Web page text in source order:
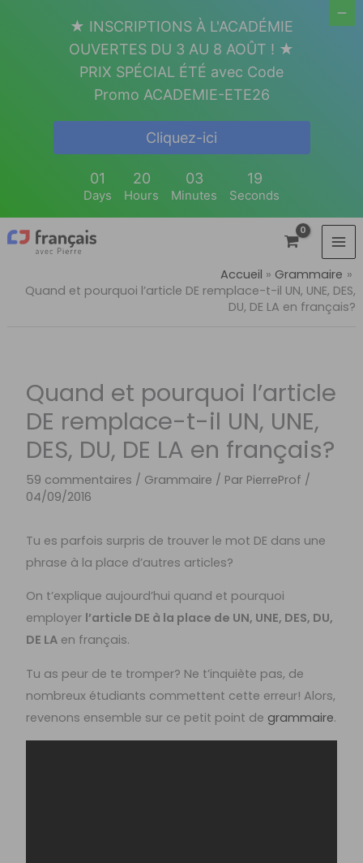
Accueil
Grammaire
Quand et pourquoi l’article DE remplace-t-il UN, UNE, DES,
DU, DE LA en français?
Quand et pourquoi l’article
DE remplace-t-il UN, UNE,
DES, DU, DE LA en français?
59 commentaires / Grammaire / Par PierreProf /
04/09/2016
Tu es parfois surpris de trouver le mot DE dans une
phrase à la place d’autres articles?
On t’explique aujourd’hui quand et pourquoi
employer l’article DE à la place de UN, UNE, DES, DU,
DE LA en français.
Tu as peur de te tromper? Ne t’inquiète pas, de
nombreux étudiants commettent cette erreur! Alors,
revenons ensemble sur ce petit point de grammaire.
★ INSCRIPTIONS À L'ACADÉMIE
OUVERTES DU 3 AU 8 AOÛT ! ★
PRIX SPÉCIAL ÉTÉ avec Code
Promo ACADEMIE-ETE26
Cliquez-ici
01
Days
20
Hours
03
Minutes
18
Seconds